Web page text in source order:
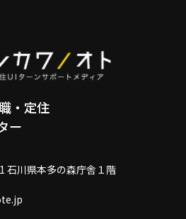
・定住
ー
石川県本多の森庁舎１階